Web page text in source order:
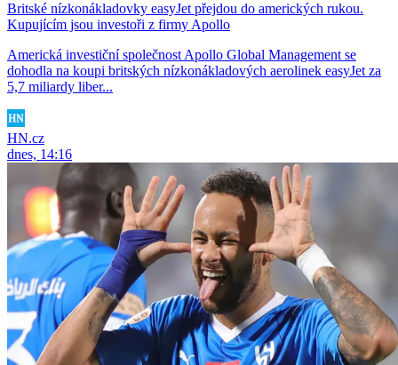
Britské nízkonákladovky easyJet přejdou do amerických rukou.
Kupujícím jsou investoři z firmy Apollo
Americká investiční společnost Apollo Global Management se
dohodla na koupi britských nízkonákladových aerolinek easyJet za
5,7 miliardy liber...
HN.cz
dnes, 14:16